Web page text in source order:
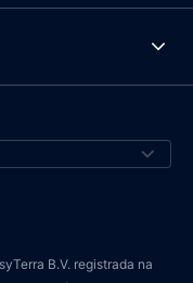
B.V. registrada na